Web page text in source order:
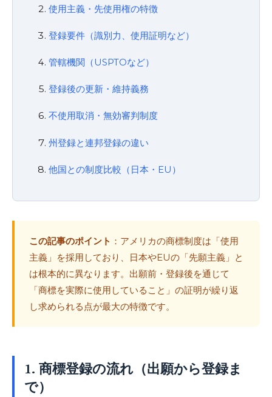
使用主義・先使用権の特徴
登録要件（識別力、使用証明など）
管轄機関（USPTOなど）
登録後の更新・維持義務
不使用取消・無効審判制度
州登録と連邦登録の違い
他国との制度比較（日本・EU）
この記事のポイント ：アメリカの商標制度は「使用
主義」を採用しており、日本やEUの「先願主義」と
は根本的に異なります。出願前・登録後を通じて
「商標を実際に使用していること」の証明が繰り返
し求められる点が最大の特徴です。
1. 商標登録の流れ（出願から登録ま
で）